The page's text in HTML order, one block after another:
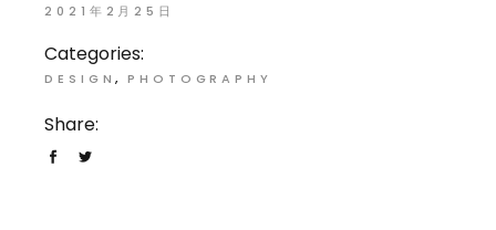
2021年2月25日
Categories:
DESIGN PHOTOGRAPHY
Share: